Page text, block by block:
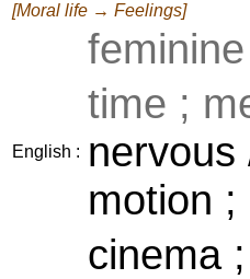
[Moral life → Feelings]
English :
time ;
motion ;
cinema ;